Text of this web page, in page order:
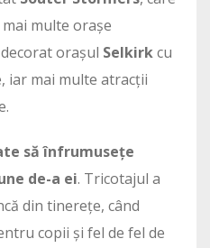
multe orașe
orașul Selkirkcu
iar mai multe atracții
să înfrumusețe
de-a ei. Tricotajul a
din tinerețe, când
copii și fel de fel de